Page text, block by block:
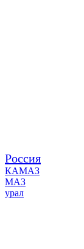
Россия
КАМАЗ
МАЗ
урал